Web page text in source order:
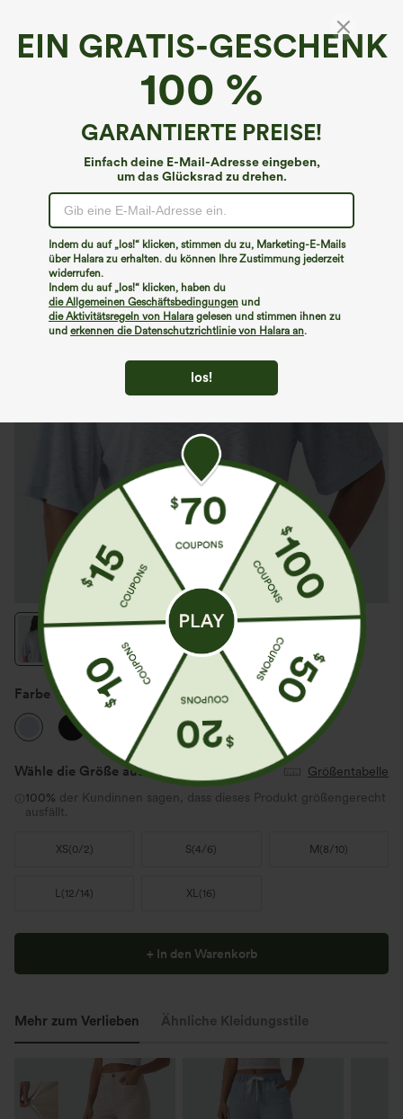
EIN GRATIS-GESCHENK
100 %
GARANTIERTE PREISE!
Einfach deine E-Mail-Adresse eingeben,
um das Glücksrad zu drehen.
Indem du auf „los!“ klicken, stimmen du zu, Marketing-E-Mails
über Halara zu erhalten. du können Ihre Zustimmung jederzeit
widerrufen.
Indem du auf „los!“ klicken, haben du
die Allgemeinen Geschäftsbedingungen und
die Aktivitätsregeln von Halara gelesen und stimmen ihnen zu
und erkennen die Datenschutzrichtlinie von Halara an.
los!
Kurzärmeliges Freizeitoberteil mit
Rundhalsausschnitt
Farbe Country Air
Wähle die Größe aus(US)
Größentabelle
100% der Kundinnen sagen, dass dieses Produkt größengerecht
ausfällt.
XS(0/2) S(4/6) M (8/10)
L(12/14) XL(16)
+ In den Warenkorb
Mehr zum Verlieben Ähnliche Kleidungsstile